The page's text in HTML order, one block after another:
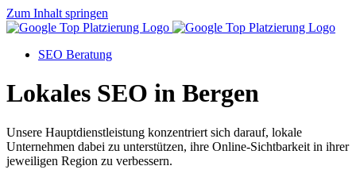
Zum Inhalt springen
SEO Beratung
Lokales SEO in Bergen
Unsere Hauptdienstleistung konzentriert sich darauf, lokale
Unternehmen dabei zu unterstützen, ihre Online-Sichtbarkeit in ihrer
jeweiligen Region zu verbessern.